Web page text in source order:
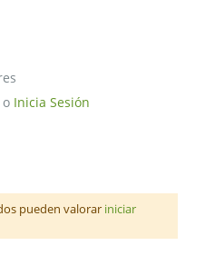
o Inicia Sesión
pueden valorar iniciar